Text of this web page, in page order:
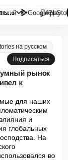
Вопросы и ответы: Как легальны... GooglePlay

на русском
Подписаться
рынок
к
для наших
и
глобальных
На
во